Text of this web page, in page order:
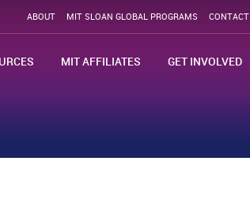
ABOUT MIT SLOAN GLOBAL PROGRAMS CONTACT
MIT AFFILIATES GET INVOLVED